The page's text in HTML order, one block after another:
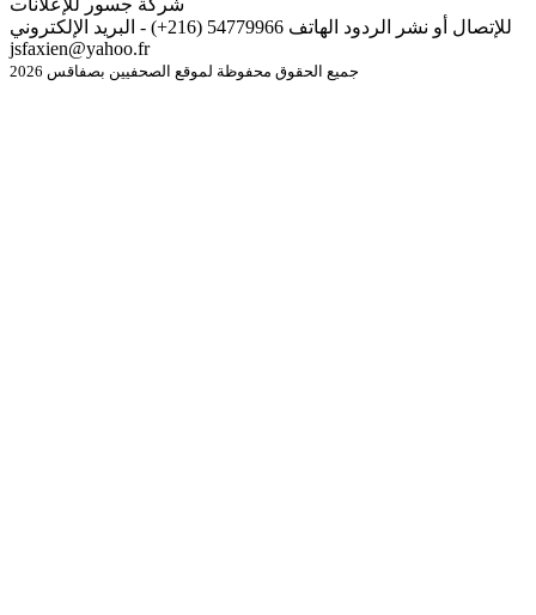
شركة جسور للإعلانات
للإتصال أو نشر الردود الهاتف 54779966 (216+) - البريد الإلكتروني
jsfaxien@yahoo.fr
جميع الحقوق محفوظة لموقع الصحفيين بصفاقس 2026